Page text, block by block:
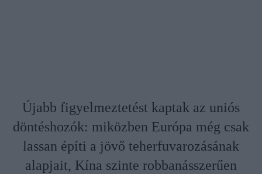
Újabb figyelmeztetést kaptak az uniós
döntéshozók: miközben Európa még csak
lassan építi a jövő teherfuvarozásának
alapjait, Kína szinte robbanásszerűen